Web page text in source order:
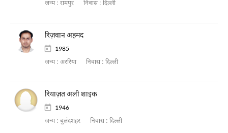
जन्म : रामपुर निवास : दिल्ली
रिज़वान अहमद
1985
जन्म : अररिया निवास : दिल्ली
रियाज़त अली शाइक
1946
जन्म : बुलंदशहर निवास : दिल्ली